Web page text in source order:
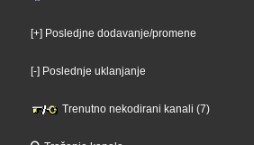
[+] Posledjne dodavanje/promene
[-] Poslednje uklanjanje
Trenutno nekodirani kanali (7)